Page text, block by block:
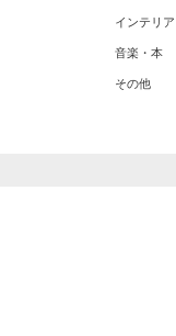
インテリア
音楽・本
その他